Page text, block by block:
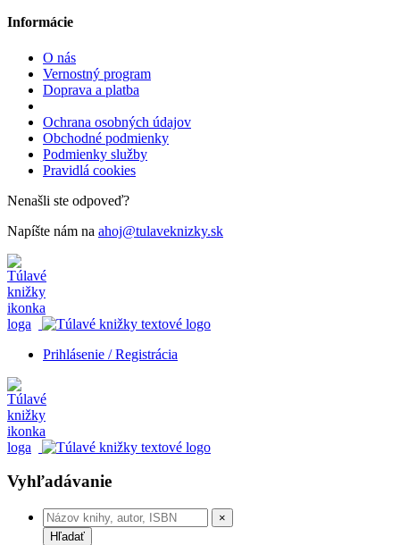
Informácie
O nás
Vernostný program
Doprava a platba
Ochrana osobných údajov
Obchodné podmienky
Podmienky služby
Pravidlá cookies
Nenašli ste odpoveď?
Napíšte nám na ahoj@tulaveknizky.sk
Prihlásenie / Registrácia
Vyhľadávanie
×
Hľadať